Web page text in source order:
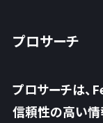
プロサーチ
プロサーチは、
信頼性の高い情